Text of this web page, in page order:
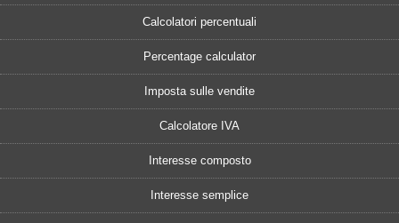
Calcolatori percentuali
Percentage calculator
Imposta sulle vendite
Calcolatore IVA
Interesse composto
Interesse semplice